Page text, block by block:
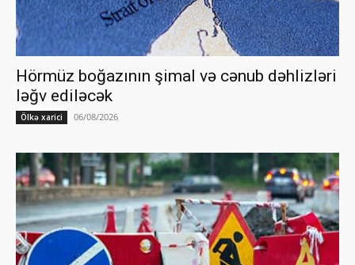
Hörmüz boğazının şimal və cənub dəhlizləri
ləğv ediləcək
Ölkə xarici 06/08/2026